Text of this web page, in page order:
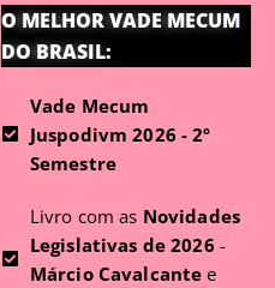
O MELHOR VADE MECUM
DO BRASIL:
Vade Mecum
Juspodivm 2026 - 2º
Semestre
Livro com as Novidades
Legislativas de 2026 -
Márcio Cavalcante e